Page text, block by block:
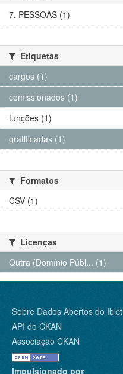
7. PESSOAS (1)
Etiquetas
cargos (1)
comissionados (1)
funções (1)
gratificadas (1)
Formatos
CSV (1)
Licenças
Outra (Domínio Públ... (1)
Sobre Dados Abertos do Ibict
API do CKAN
Associação CKAN
Impulsionado por